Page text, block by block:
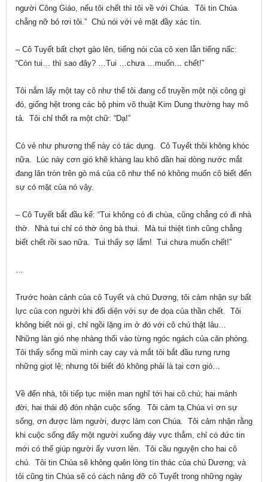
người Công Giáo, nếu tôi chết thì tôi về với Chúa. Tôi tin Chúa
chẳng nỡ bỏ rơi tôi.” Chú nói với vẻ mặt đầy xác tín.
– Cô Tuyết bất chợt gào lên, tiếng nói của cô xen lẫn tiếng nấc:
“Còn tui… thì sao đây? …Tui …chưa …muốn… chết!”
Tôi nắm lấy một tay cô như thể tôi đang cố truyền một nội công gì
đó, giống hệt trong các bộ phim võ thuật Kim Dung thường hay mô
tả. Tôi chỉ thốt ra một chữ: “Dạ!”
Có vẻ như phương thế này có tác dụng. Cô Tuyết thôi không khóc
nữa. Lúc này cơn gió khẽ khàng lau khô dần hai dòng nước mắt
đang lăn tròn trên gò má của cô như thể nó không muốn cô biết đến
sự có mặt của nó vậy.
– Cô Tuyết bắt đầu kể: “Tui không có đi chùa, cũng chẳng có đi nhà
thờ. Nhà tui chỉ có thờ ông bà thui. Mà tui thiệt tình cũng chẳng
biết chết rồi sao nữa. Tui thấy sợ lắm! Tui chưa muốn chết!”
…
Trước hoàn cảnh của cô Tuyết và chú Dương, tôi cảm nhận sự bất
lực của con người khi đối diện với sự đe dọa của thần chết. Tôi
không biết nói gì, chỉ ngồi lặng im ở đó với cô chú thật lâu…
Những làn gió nhẹ nhàng thổi vào từng ngóc ngách của căn phòng.
Tôi thấy sống mũi mình cay cay và mắt tôi bắt đầu rưng rưng
những giọt lệ; nhưng tôi biết đó không phải là tại cơn gió…
Về đến nhà, tôi tiếp tục miên man nghĩ tới hai cô chú; hai mảnh
đời, hai thái độ đón nhận cuộc sống. Tôi cảm tạ Chúa vì ơn sự
sống, ơn được làm người, được làm con Chúa. Tôi cảm nhận rằng
khi cuộc sống đẩy một người xuống đáy vực thẳm, chỉ có đức tin
mới có thể giúp người ấy vươn lên. Tôi cầu nguyện cho hai cô
chú. Tôi tin Chúa sẽ không quên lòng tín thác của chú Dương; và
tôi cũng tin Chúa sẽ có cách nâng đỡ cô Tuyết trong những ngày